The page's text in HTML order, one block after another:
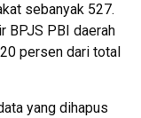
sebanyak 527.
BPJS PBI daerah
persen dari total
yang dihapus